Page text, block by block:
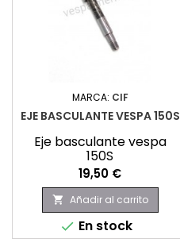
MARCA: CIF
EJE BASCULANTE VESPA 150S
Eje basculante vespa
150S
Precio
19,50 €
 Añadir al carrito
 En stock